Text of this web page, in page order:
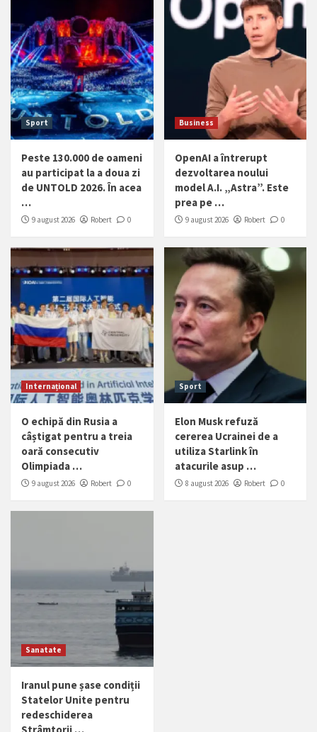
Sport
Peste 130.000 de oameni
au participat la a doua zi
de UNTOLD 2026. În acea
…
9 august 2026 Robert 0
Business
OpenAI a întrerupt
dezvoltarea noului
model A.I. „Astra”. Este
prea pe …
9 august 2026 Robert 0
Internațional
O echipă din Rusia a
câștigat pentru a treia
oară consecutiv
Olimpiada …
9 august 2026 Robert 0
Sport
Elon Musk refuză
cererea Ucrainei de a
utiliza Starlink în
atacurile asup …
8 august 2026 Robert 0
Sanatate
Iranul pune șase condiții
Statelor Unite pentru
redeschiderea